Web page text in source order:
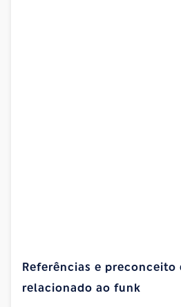
Referências e preconceito
relacionado ao funk